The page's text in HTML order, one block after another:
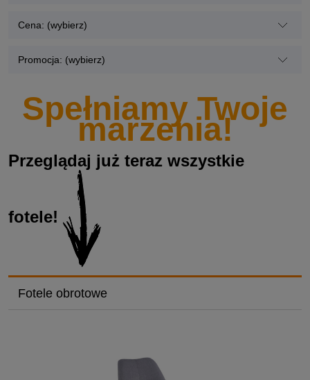
Cena: (wybierz)
Promocja: (wybierz)
Spełniamy Twoje
marzenia!
Przeglądaj już teraz wszystkie
fotele!
Fotele obrotowe